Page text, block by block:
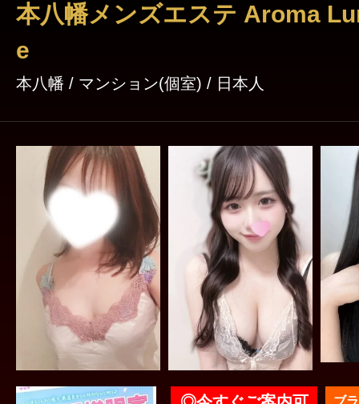
本八幡メンズエステ Aroma
e
本八幡 / マンション(個室) / 日本人
ブ